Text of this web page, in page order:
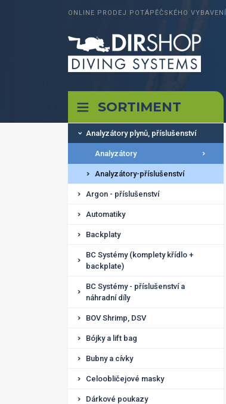
ONLINE PRODEJ POTÁPĚČSKÉHO VYBAVENÍ
SORTIMENT
Analyzátory plynů, příslušenství
Analyzátory
Analyzátory-příslušenství
Argon - příslušenství
Automatiky
Backplaty
BC Systémy (komplety křídlo +
backplate)
BC Systémy - příslušenství a
náhradní díly
BOV Shrimp, DSV
Bójky a lift bag
Bubny a cívky
Celoobličejové masky
Dárkové poukazy